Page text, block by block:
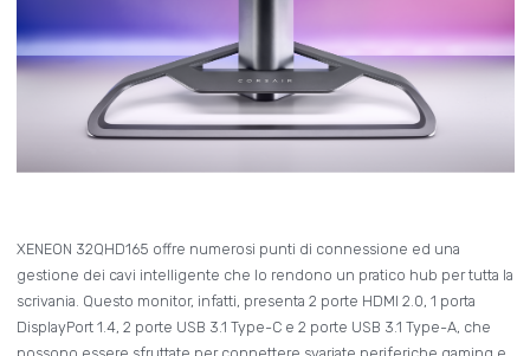
XENEON 32QHD165 offre numerosi punti di connessione ed una
gestione dei cavi intelligente che lo rendono un pratico hub per tutta la
scrivania. Questo monitor, infatti, presenta 2 porte HDMI 2.0, 1 porta
DisplayPort 1.4, 2 porte USB 3.1 Type-C e 2 porte USB 3.1 Type-A, che